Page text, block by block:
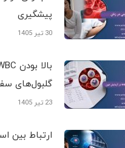
پیشگیری
30 تیر 1405
گلبول‌های
23 تیر 1405
ارتباط بین